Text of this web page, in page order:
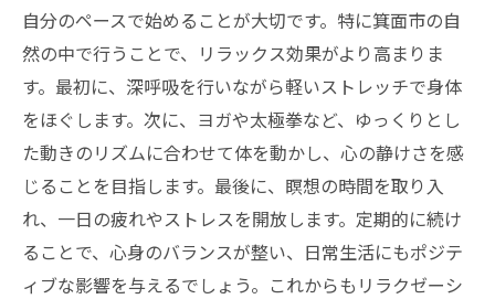
自分のペースで始めることが大切です。特に箕面市の自
然の中で行うことで、リラックス効果がより高まりま
す。最初に、深呼吸を行いながら軽いストレッチで身体
をほぐします。次に、ヨガや太極拳など、ゆっくりとし
た動きのリズムに合わせて体を動かし、心の静けさを感
じることを目指します。最後に、瞑想の時間を取り入
れ、一日の疲れやストレスを開放します。定期的に続け
ることで、心身のバランスが整い、日常生活にもポジテ
ィブな影響を与えるでしょう。これからもリラクゼーシ